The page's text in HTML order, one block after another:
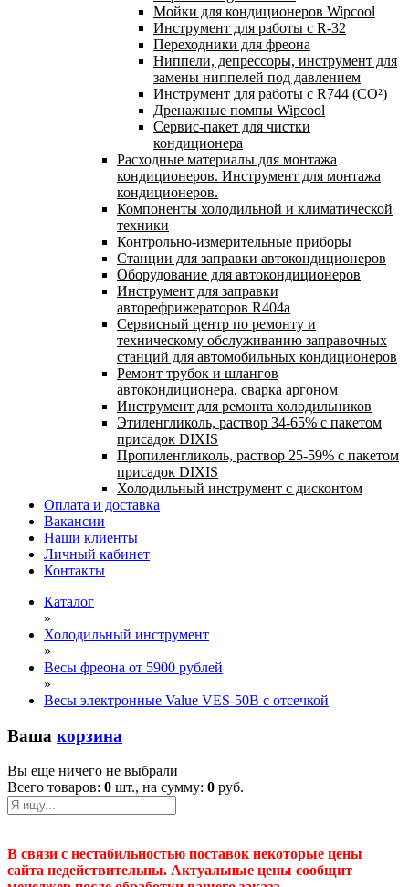
Мойки для кондиционеров Wipcool
Инструмент для работы с R-32
Переходники для фреона
Ниппели, депрессоры, инструмент для
замены ниппелей под давлением
Инструмент для работы с R744 (CO²)
Дренажные помпы Wipcool
Сервис-пакет для чистки
кондиционера
Расходные материалы для монтажа
кондиционеров. Инструмент для монтажа
кондиционеров.
Компоненты холодильной и климатической
техники
Контрольно-измерительные приборы
Станции для заправки автокондиционеров
Оборудование для автокондиционеров
Инструмент для заправки
авторефрижераторов R404a
Сервисный центр по ремонту и
техническому обслуживанию заправочных
станций для автомобильных кондиционеров
Ремонт трубок и шлангов
автокондиционера, сварка аргоном
Инструмент для ремонта холодильников
Этиленгликоль, раствор 34-65% с пакетом
присадок DIXIS
Пропиленгликоль, раствор 25-59% с пакетом
присадок DIXIS
Холодильный инструмент с дисконтом
Оплата и доставка
Вакансии
Наши клиенты
Личный кабинет
Контакты
Каталог
»
Холодильный инструмент
»
Весы фреона от 5900 рублей
»
Весы электронные Value VES-50B с отсечкой
Ваша корзина
Вы еще ничего не выбрали
Всего товаров: 0 шт., на сумму: 0 руб.
В связи с нестабильностью поставок некоторые цены
сайта недействительны. Актуальные цены сообщит